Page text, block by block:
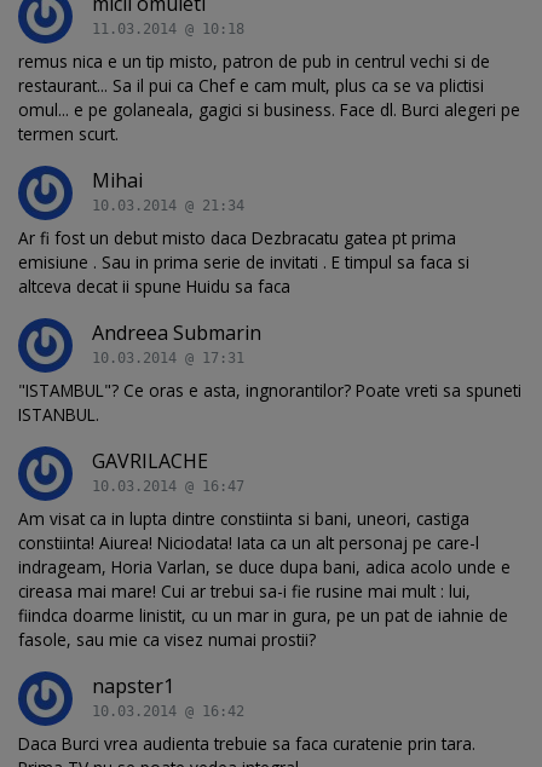
11.03.2014 @ 10:18
remus nica e un tip misto, patron de pub in centrul vechi si de
restaurant... Sa il pui ca Chef e cam mult, plus ca se va plictisi
omul... e pe golaneala, gagici si business. Face dl. Burci alegeri pe
termen scurt.
Mihai
10.03.2014 @ 21:34
Ar fi fost un debut misto daca Dezbracatu gatea pt prima
emisiune . Sau in prima serie de invitati . E timpul sa faca si
altceva decat ii spune Huidu sa faca
Andreea Submarin
10.03.2014 @ 17:31
"ISTAMBUL"? Ce oras e asta, ingnorantilor? Poate vreti sa spuneti
ISTANBUL.
GAVRILACHE
10.03.2014 @ 16:47
Am visat ca in lupta dintre constiinta si bani, uneori, castiga
constiinta! Aiurea! Niciodata! Iata ca un alt personaj pe care-l
indrageam, Horia Varlan, se duce dupa bani, adica acolo unde e
cireasa mai mare! Cui ar trebui sa-i fie rusine mai mult : lui,
fiindca doarme linistit, cu un mar in gura, pe un pat de iahnie de
fasole, sau mie ca visez numai prostii?
napster1
10.03.2014 @ 16:42
Daca Burci vrea audienta trebuie sa faca curatenie prin tara.